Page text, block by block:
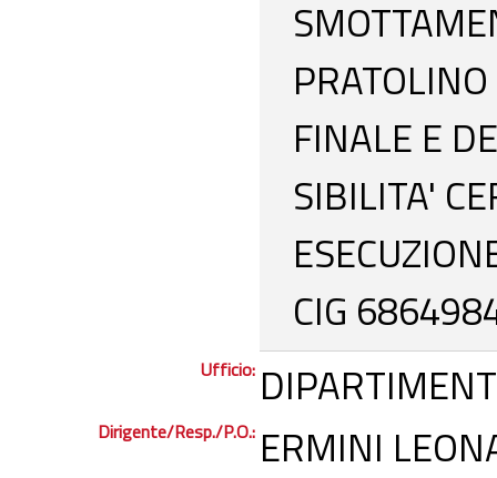
FINALE E
SIBILITA'
CIG
Ufficio:
Dirigente/Resp./P.O.: ERMINI